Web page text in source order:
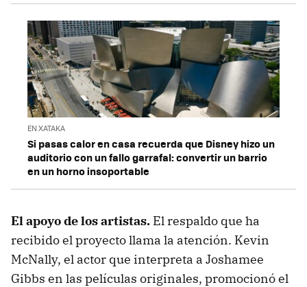
EN XATAKA
Si pasas calor en casa recuerda que Disney hizo un
auditorio con un fallo garrafal: convertir un barrio
en un horno insoportable
El apoyo de los artistas. El respaldo que ha
recibido el proyecto llama la atención. Kevin
McNally, el actor que interpreta a Joshamee
Gibbs en las películas originales, promocionó el